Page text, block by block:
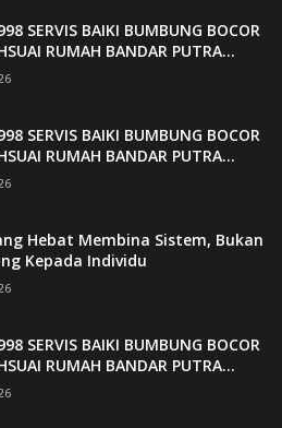
SERVIS BAIKI BUMBUNG BOCOR
RUMAH BANDAR PUTRA...
SERVIS BAIKI BUMBUNG BOCOR
RUMAH BANDAR PUTRA...
Hebat Membina Sistem, Bukan
Kepada Individu
SERVIS BAIKI BUMBUNG BOCOR
RUMAH BANDAR PUTRA...